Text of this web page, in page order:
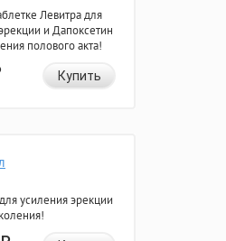
Левитра для
и Дапоксетин
полового акта!
Купить
усиления эрекции